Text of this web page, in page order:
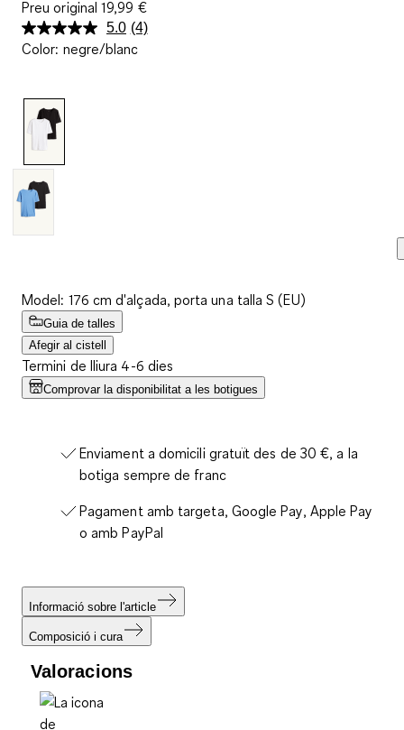
Preu original19,99 €
5.0 Llegeix
4
(4)
Color: negre/blanc
Model: 176 cm d'alçada, porta una talla S (EU)
Guia de talles
Afegir al cistell
Termini de lliura 4-6 dies
Comprovar la disponibilitat a les botigues
Enviament a domicili gratuït des de 30 €, a la
botiga sempre de franc
Pagament amb targeta, Google Pay, Apple Pay
o amb PayPal
Informació sobre l'article
Composició i cura
Valoracions